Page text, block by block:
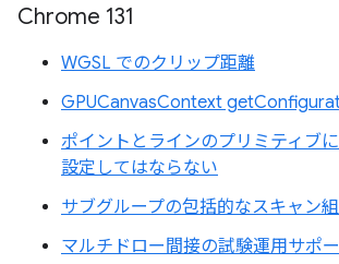
Chrome 131
WGSL でのクリップ距離
GPUCanvasContext
ポイントとラインのプリミティブ
設定してはならない
サブグループの包括的なスキャン
マルチドロー間接の試験運用サポ